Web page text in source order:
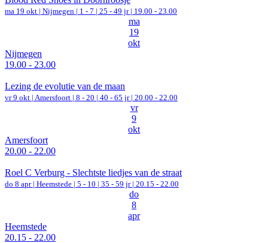
ma 19 okt | Nijmegen | 1 - 7 | 25 - 49 jr | 19.00 - 23.00
ma
19
okt
Nijmegen
19.00 - 23.00
Lezing de evolutie van de maan
vr 9 okt | Amersfoort | 8 - 20 | 40 - 65 jr | 20.00 - 22.00
vr
9
okt
Amersfoort
20.00 - 22.00
Roel C Verburg - Slechtste liedjes van de straat
do 8 apr | Heemstede | 5 - 10 | 35 - 59 jr | 20.15 - 22.00
do
8
apr
Heemstede
20.15 - 22.00